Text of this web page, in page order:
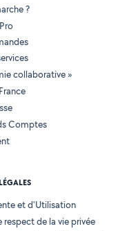
?
collaborative »
Comptes
et d'Utilisation
de la vie privée